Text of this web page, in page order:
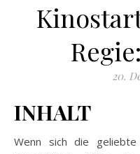
20.
INHALT
Wenn sich die geliebte Tochter Blair schon auf einer